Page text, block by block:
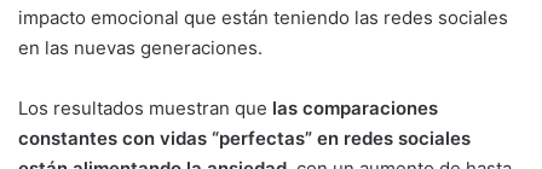
impacto emocional que están teniendo las redes sociales
en las nuevas generaciones.
Los resultados muestran que las comparaciones
constantes con vidas “perfectas” en redes sociales